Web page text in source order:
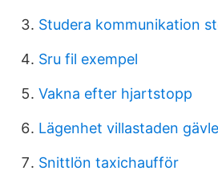
Studera kommunikation
Sru fil exempel
Vakna efter hjartstopp
Lägenhet villastaden gävle
Snittlön taxichaufför